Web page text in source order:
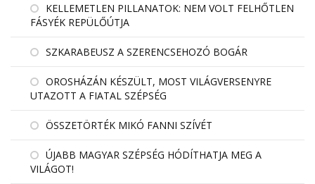
KELLEMETLEN PILLANATOK: NEM VOLT FELHŐTLEN
FÁSYÉK REPÜLŐÚTJA
SZKARABEUSZ A SZERENCSEHOZÓ BOGÁR
OROSHÁZÁN KÉSZÜLT, MOST VILÁGVERSENYRE
UTAZOTT A FIATAL SZÉPSÉG
ÖSSZETÖRTÉK MIKÓ FANNI SZÍVÉT
ÚJABB MAGYAR SZÉPSÉG HÓDÍTHATJA MEG A
VILÁGOT!